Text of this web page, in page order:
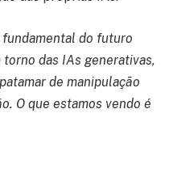
fundamental do futuro
das IAs generativas,
de manipulação
O que estamos vendo é